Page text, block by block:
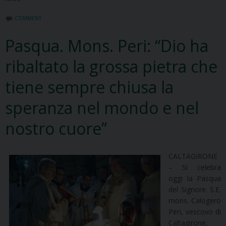
COMMENT
Pasqua. Mons. Peri: “Dio ha
ribaltato la grossa pietra che
tiene sempre chiusa la
speranza nel mondo e nel
nostro cuore”
CALTAGIRONE
– Si celebra
oggi la Pasqua
del Signore. S.E.
mons. Calogero
Peri, vescovo di
Caltagirone,